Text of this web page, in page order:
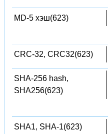
MD-5 хэш(623)
CRC-32, CRC32(623)
SHA-256 hash,
SHA256(623)
SHA1, SHA-1(623)